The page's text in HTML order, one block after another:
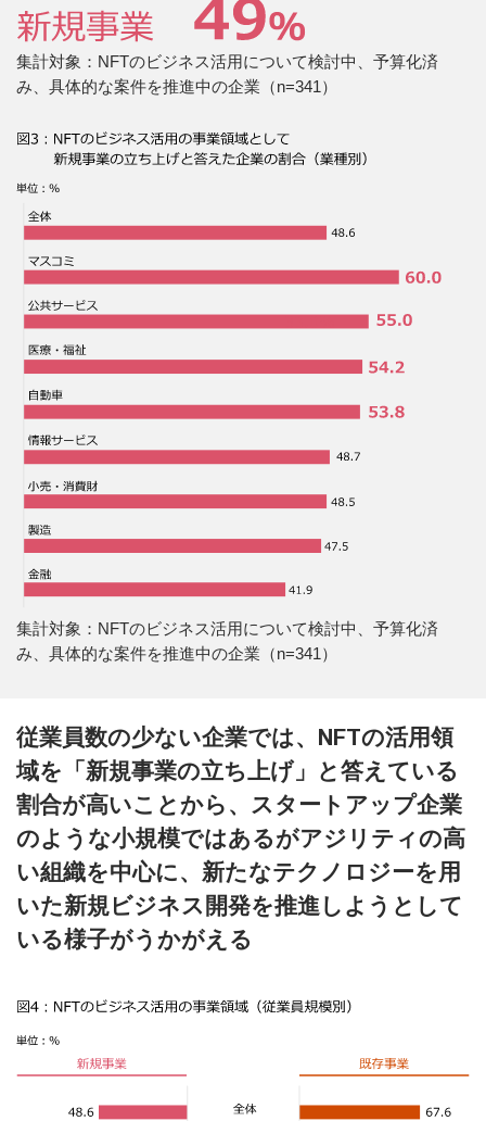
集計対象：NFTのビジネス活用について検討中、予算化済
み、具体的な案件を推進中の企業（n=341）
集計対象：NFTのビジネス活用について検討中、予算化済
み、具体的な案件を推進中の企業（n=341）
従業員数の少ない企業では、NFTの活用領
域を「新規事業の立ち上げ」と答えている
割合が高いことから、スタートアップ企業
のような小規模ではあるがアジリティの高
い組織を中心に、新たなテクノロジーを用
いた新規ビジネス開発を推進しようとして
いる様子がうかがえる